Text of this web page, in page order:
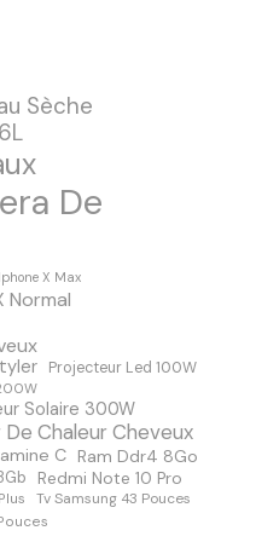
Sèche
De
Iphone X Max
Normal
Projecteur Led 100W
Solaire 300W
Chaleur Cheveux
C Ram Ddr4 8Go
Redmi Note 10 Pro
Tv Samsung 43 Pouces